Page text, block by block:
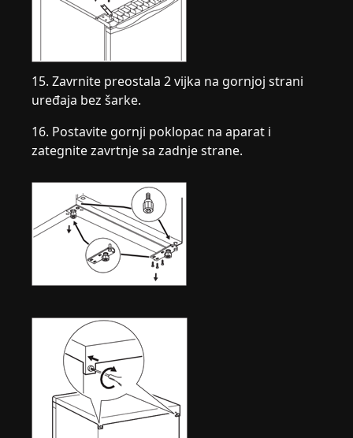
15. Zavrnite preostala 2 vijka na gornjoj strani
uređaja bez šarke.
16. Postavite gornji poklopac na aparat i
zategnite zavrtnje sa zadnje strane.